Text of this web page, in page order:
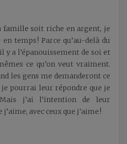
famille soit riche en argent, je
temps ! Parce qu’au-delà du
y a l’épanouissement de soi et
ce qu’on veut vraiment.
les gens me demanderont ce
je pourrai leur répondre que je
j’ai l’intention de leur
avec ceux que j’aime !